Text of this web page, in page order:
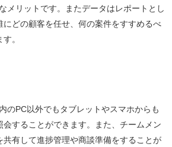
メリットです。またデータはレポートとし
にどの顧客を任せ、何の案件をすすめるべ
。
のPC以外でもタブレットやスマホからも
会することができます。また、チームメン
有して進捗管理や商談準備をすることが